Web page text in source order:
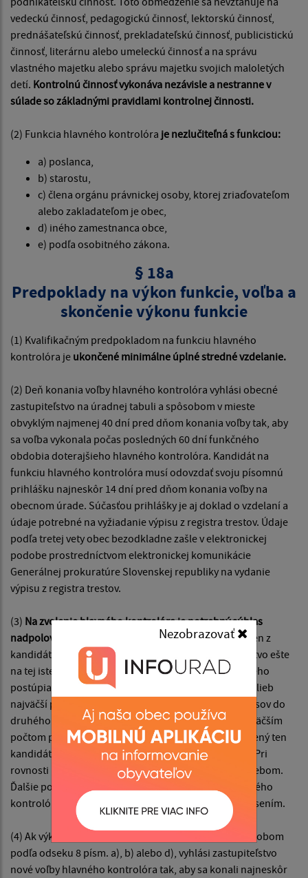
Nezobrazovať
vedeckú činnosť, pedagogickú činnosť, lektorskú činnosť,
prednášateľskú činnosť, prekladateľskú činnosť, publicistickú
činnosť, literárnu alebo umeleckú činnosť a na správu
vlastného majetku alebo správu majetku svojich maloletých
detí. Kontrolnú činnosť vykonáva nezávisle a nestranne v
súlade so základnými pravidlami kontrolnej činnosti.
(2) Funkcia hlavného kontrolóra je nezlučiteľná s funkciou:
a) poslanca,
b) starostu,
c) člena orgánu právnickej osoby, ktorej zriaďovateľom
alebo zakladateľom je obec,
d) iného zamestnanca obce,
e) podľa osobitného zákona.
§ 18a
Predpoklady na výkon funkcie, voľba a
skončenie výkonu funkcie
(1) Kvalifikačným predpokladom na funkciu hlavného
kontrolóra je ukončené minimálne úplné stredné vzdelanie.
(2) Deň konania voľby hlavného kontrolóra vyhlási obecné
zastupiteľstvo na úradnej tabuli a spôsobom v mieste
obvyklým najmenej 40 dní pred dňom konania voľby tak, aby
sa voľba vykonala počas posledných 60 dní funkčného
obdobia doterajšieho hlavného kontrolóra. Kandidát na
funkciu hlavného kontrolóra musí odovzdať svoju písomnú
prihlášku najneskôr 14 dní pred dňom konania voľby na
obecnom úrade. Súčasťou prihlášky je aj doklad o vzdelaní a
údaje potrebné na vyžiadanie výpisu z registra trestov. Údaje
podľa tretej vety obec bezodkladne zašle v elektronickej
podobe prostredníctvom elektronickej komunikácie
Generálnej prokuratúre Slovenskej republiky na vydanie
výpisu z registra trestov.
(3) Na zvolenie hlavného kontrolóra je potrebný súhlas
nadpolovičnej väčšiny všetkých poslancov.Ak ani jeden z
kandidátov takú väčšinu nezískal, obecné zastupiteľstvo ešte
na tej istej schôdzi vykoná druhé kolo volieb, do ktorého
postúpia dvaja kandidáti, ktorí získali v prvom kole volieb
najväčší počet platných hlasov. V prípade rovnosti hlasov do
druhého kola volieb postupujú všetci kandidáti s najväčším
počtom platných hlasov. V druhom kole volieb je zvolený ten
kandidát, ktorý získal najväčší počet platných hlasov. Pri
rovnosti hlasov v druhom kole volieb sa rozhoduje žrebom.
Ďalšie podrobnosti o spôsobe a vykonaní voľby hlavného
kontrolóra a náležitosti prihlášky ustanoví obec uznesením.
(4) Ak výkon funkcie hlavného kontrolóra zaniká spôsobom
podľa odseku 8 písm. a), b) alebo d), vyhlási zastupiteľstvo
nové voľby hlavného kontrolóra tak, aby sa konali najneskôr